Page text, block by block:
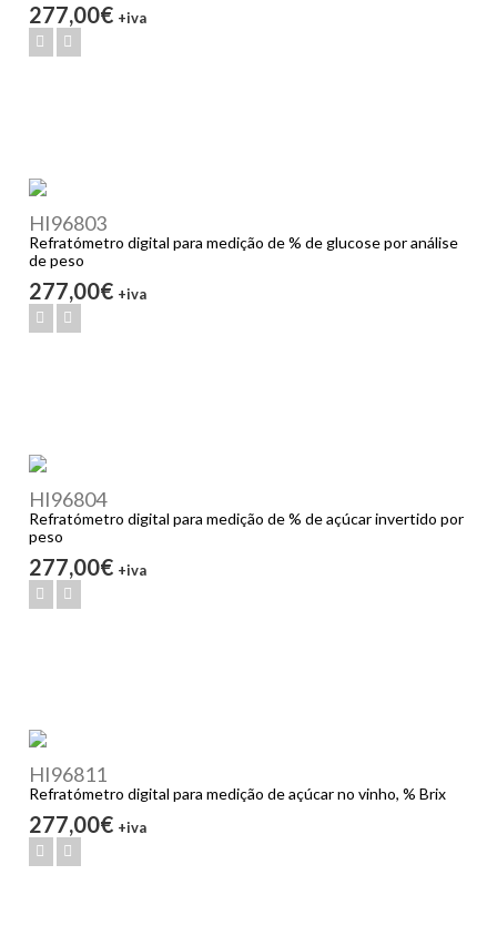
277,00€ +iva
HI96803
Refratómetro digital para medição de % de glucose por análise
de peso
277,00€ +iva
HI96804
Refratómetro digital para medição de % de açúcar invertido por
peso
277,00€ +iva
HI96811
Refratómetro digital para medição de açúcar no vinho, % Brix
277,00€ +iva